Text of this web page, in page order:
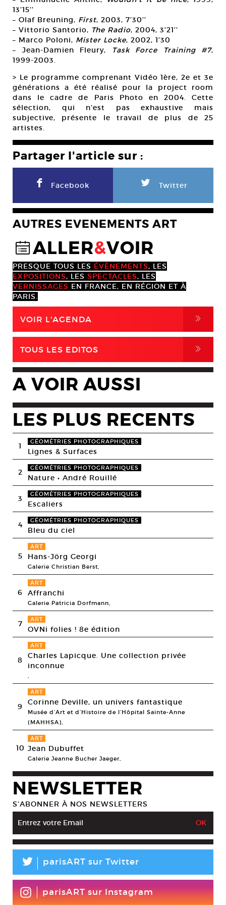
13’15’’
– Olaf Breuning, First, 2003, 7’30’’
– Vittorio Santorio, The Radio, 2004, 3’21’’
– Marco Poloni, Mister Locke, 2002, 1’30
– Jean-Damien Fleury,
Task Force Training #7,
1999-2003.
> Le programme comprenant Vidéo 1ère, 2e et 3e
générations a été réalisé pour la project room
dans le cadre de Paris Photo en 2004. Cette
sélection, qui n’est pas exhaustive mais
subjective, présente le travail de plus de 25
artistes.
Partager l'article sur :
F Facebook L Twitter
AUTRES EVENEMENTS ART
@ALLER&VOIR
PRESQUE TOUS LES ÉVÈNEMENTS, LES
EXPOSITIONS, LES SPECTACLES, LES
VERNISSAGES EN FRANCE, EN RÉGION ET À
PARIS.
VOIR L'AGENDA ,
TOUS LES EDITOS ,
A VOIR AUSSI
LES PLUS RECENTS
1 GÉOMÉTRIES PHOTOGRAPHIQUES
Lignes & Surfaces
2 GÉOMÉTRIES PHOTOGRAPHIQUES
Nature • André Rouillé
3 GÉOMÉTRIES PHOTOGRAPHIQUES
Escaliers
4 GÉOMÉTRIES PHOTOGRAPHIQUES
Bleu du ciel
5
ART
Hans-Jörg Georgi
Galerie Christian Berst,
6
ART
Affranchi
Galerie Patricia Dorfmann,
7 ART
OVNi folies ! 8e édition
8
ART
Charles Lapicque. Une collection privée
inconnue
,
9
ART
Corinne Deville, un univers fantastique
Musée d’Art et d’Histoire de l’Hôpital Sainte-Anne
(MAHHSA),
10
ART
Jean Dubuffet
Galerie Jeanne Bucher Jaeger,
NEWSLETTER
S’ABONNER À NOS NEWSLETTERS
L parisART sur Twitter
parisART sur Instagram